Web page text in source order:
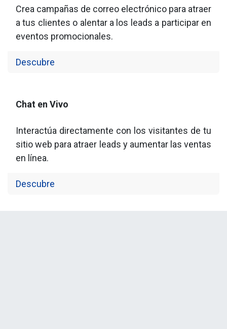
Crea campañas de correo electrónico para atraer
a tus clientes o alentar a los leads a participar en
eventos promocionales.
Descubre
Chat en Vivo
Interactúa directamente con los visitantes de tu
sitio web para atraer leads y aumentar las ventas
en línea.
Descubre